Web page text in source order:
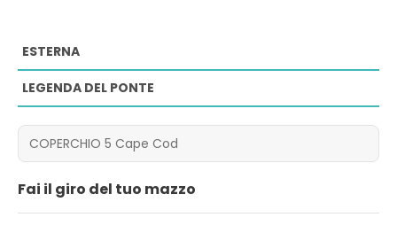
ESTERNA
LEGENDA DEL PONTE
Fai il giro del tuo mazzo